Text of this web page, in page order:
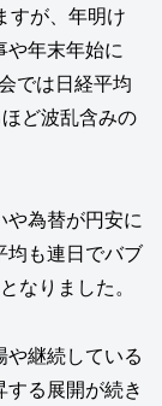
すが、年明け
や年末年始に
では日経平均
ど波乱含みの
や為替が円安に
均も連日でバブ
なりました。
継続している
る展開が続き